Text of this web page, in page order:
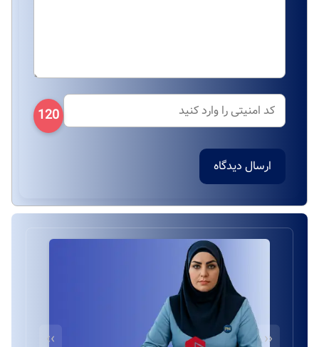
120
ارسال دیدگاه
‹‹
››